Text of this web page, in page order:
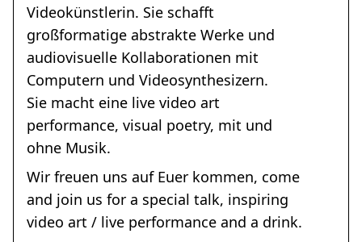
Videokünstlerin. Sie schafft
großformatige abstrakte Werke und
audiovisuelle Kollaborationen mit
Computern und Videosynthesizern.
Sie macht eine live video art
performance, visual poetry, mit und
ohne Musik.
Wir freuen uns auf Euer kommen, come
and join us for a special talk, inspiring
video art / live performance and a drink.